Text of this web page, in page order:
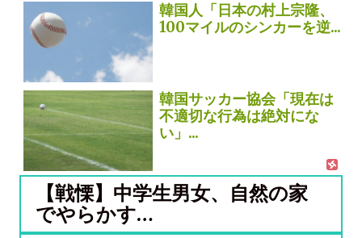
韓国人「日本の村上宗隆、
100マイルのシンカーを逆...
韓国サッカー協会「現在は
不適切な行為は絶対にな
い」...
【戦慄】中学生男女、自然の家
でやらかす…